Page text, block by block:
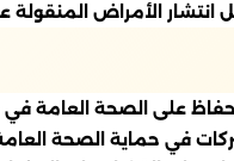
انتشار الأمراض
على الصحة العامة في
في حماية الصحة